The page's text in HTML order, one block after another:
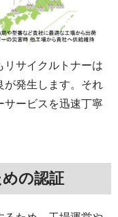
リサイクルトナーは
が発生します。それ
サービスを迅速丁寧
の認証